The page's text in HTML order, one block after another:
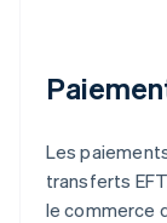
Les
transferts
le commerce